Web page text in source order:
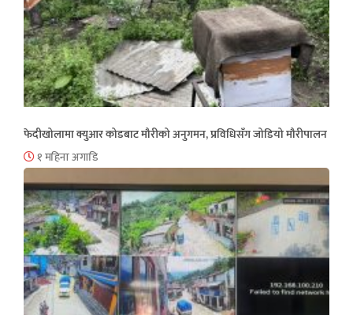
फेदीखोलामा क्युआर कोडबाट मौरीको अनुगमन, प्रविधिसँग जोडियो मौरीपालन
१ महिना अगाडि